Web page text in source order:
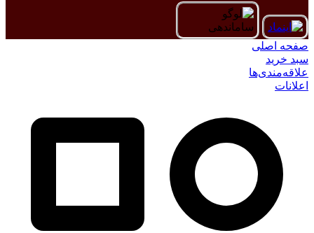
صفحه اصلی
سبد خرید
علاقه‌مندی‌ها
اعلانات